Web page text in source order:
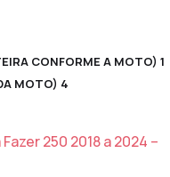
CONFORME A MOTO) 1
MOTO) 4